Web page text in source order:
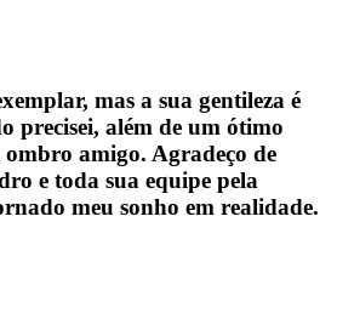
mas a sua gentileza é
precisei, além de um ótimo
amigo. Agradeço de
e toda sua equipe pela
meu sonho em realidade.